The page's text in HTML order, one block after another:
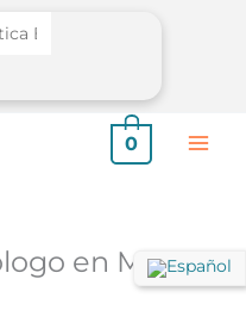
0
en Madrid